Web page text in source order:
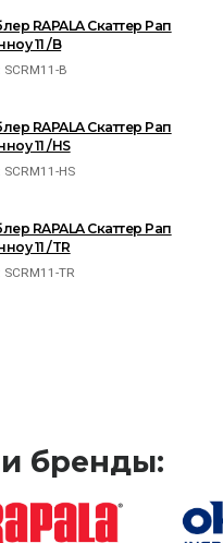
RAPALA Скаттер Рап
11 /B
SCRM11-B
RAPALA Скаттер Рап
11 /HS
SCRM11-HS
RAPALA Скаттер Рап
11 /TR
SCRM11-TR
бренды: